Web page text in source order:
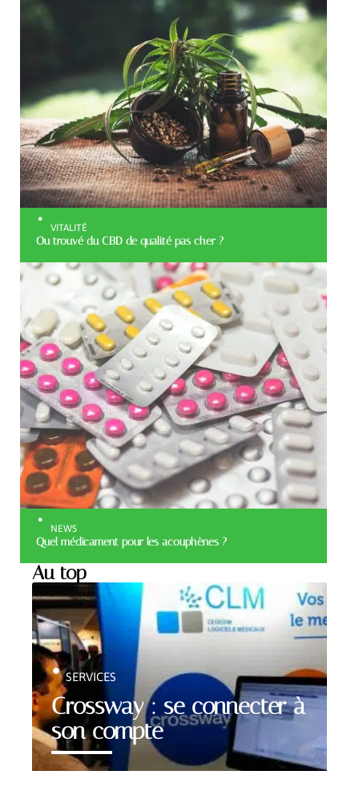
VITALITÉ
Ou trouvé du CBD de qualité pas cher ?
NEWS
Quel médicament pour les acouphènes ?
Au top
Crossway : se connecter à
son compte
SERVICES